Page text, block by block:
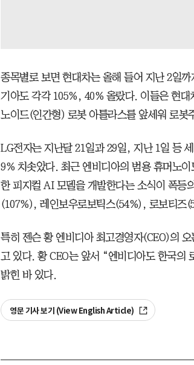
종목별로 보면 현대차는 올해 들어 지난 2일
기아도 각각 105%, 40% 올랐다. 이들은 현대
노이드(인간형) 로봇 아틀라스를 앞세워 로봇
LG전자는 지난달 21일과 29일, 지난 1일 등
9% 치솟았다. 최근 엔비디아의 범용 휴머노
한 피지컬 AI 모델을 개발한다는 소식이 폭등
(107%), 레인보우로보틱스(54%), 로보티즈
특히 젠슨 황 엔비디아 최고경영자(CEO)의
고 있다. 황 CEO는 앞서 “엔비디아도 한국의
밝힌 바 있다.
영문 기사 보기 (View English Article)